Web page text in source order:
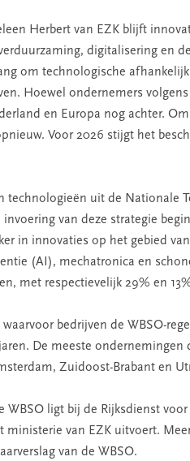
Herbert van EZK blijft
digitalisering en
om technologische
Hoewel ondernemers
en Europa nog achter.
Voor 2026 stijgt het
technologieën uit de Nationale
invoering van deze strategie
in innovaties op het gebied
(AI), mechatronica en
met respectievelijk 29% en
waarvoor bedrijven de WBSO-
De meeste ondernemingen
Zuidoost-Brabant en
WBSO ligt bij de Rijksdienst
ministerie van EZK uitvoert.
van de WBSO.